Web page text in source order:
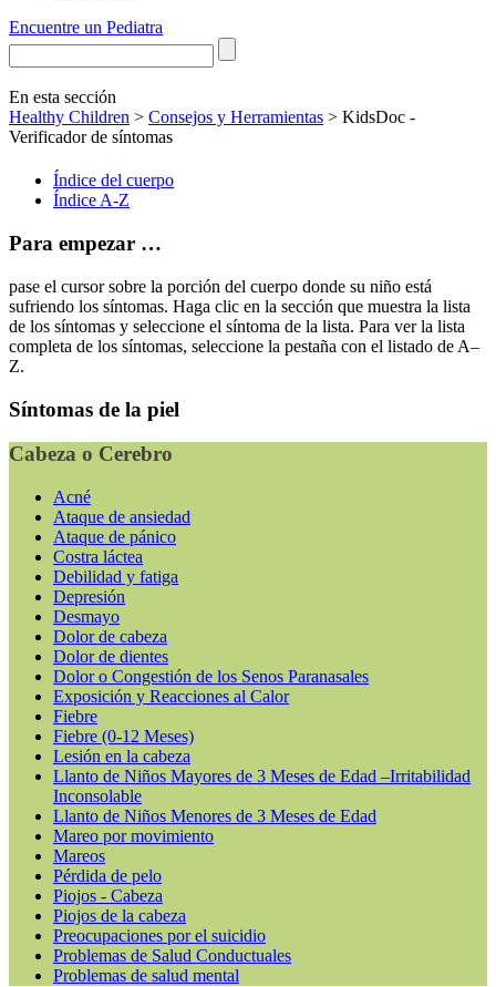
Encuentre un Pediatra
En esta sección
Healthy Children > Consejos y Herramientas > KidsDoc -
Verificador de síntomas
Índice del cuerpo
Índice A-Z
Para empezar …
pase el cursor sobre la porción del cuerpo donde su niño está
sufriendo los síntomas. Haga clic en la sección que muestra la lista
de los síntomas y seleccione el síntoma de la lista. Para ver la lista
completa de los síntomas, seleccione la pestaña con el listado de A–
Z.
Síntomas de la piel
Cabeza o Cerebro
Acné
Ataque de ansiedad
Ataque de pánico
Costra láctea
Debilidad y fatiga
Depresión
Desmayo
Dolor de cabeza
Dolor de dientes
Dolor o Congestión de los Senos Paranasales
Exposición y Reacciones al Calor
Fiebre
Fiebre (0-12 Meses)
Lesión en la cabeza
Llanto de Niños Mayores de 3 Meses de Edad –Irritabilidad
Inconsolable
Llanto de Niños Menores de 3 Meses de Edad
Mareo por movimiento
Mareos
Pérdida de pelo
Piojos - Cabeza
Piojos de la cabeza
Preocupaciones por el suicidio
Problemas de Salud Conductuales
Problemas de salud mental